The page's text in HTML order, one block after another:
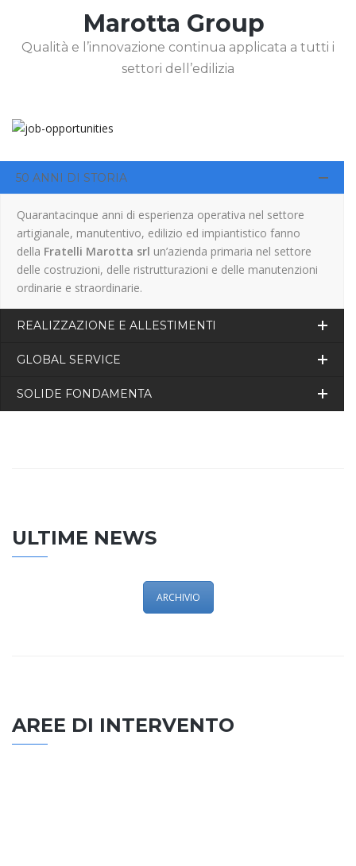
Marotta Group
Qualità e l’innovazione continua applicata a tutti i
settori dell’edilizia
50 ANNI DI STORIA
Quarantacinque anni di esperienza operativa nel settore
artigianale, manutentivo, edilizio ed impiantistico fanno
della Fratelli Marotta srl un’azienda primaria nel settore
delle costruzioni, delle ristrutturazioni e delle manutenzioni
ordinarie e straordinarie.
REALIZZAZIONE E ALLESTIMENTI
GLOBAL SERVICE
SOLIDE FONDAMENTA
ULTIME NEWS
ARCHIVIO
AREE DI INTERVENTO